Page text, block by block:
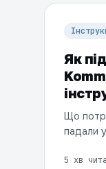
Як
Що
падали
щоб не
5 хв